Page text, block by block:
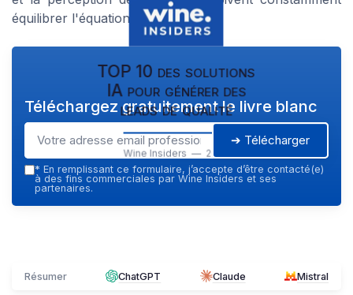
équilibrer l'équation économique.
TOP 10 des solutions
IA pour générer des
leads de qualité
Wine Insiders — 2026
Téléchargez gratuitement le livre blanc
➔ Télécharger
* En remplissant ce formulaire, j’accepte d’être contacté(e)
à des fins commerciales par Wine Insiders et ses
partenaires.
Résumer ChatGPT Claude Mistral